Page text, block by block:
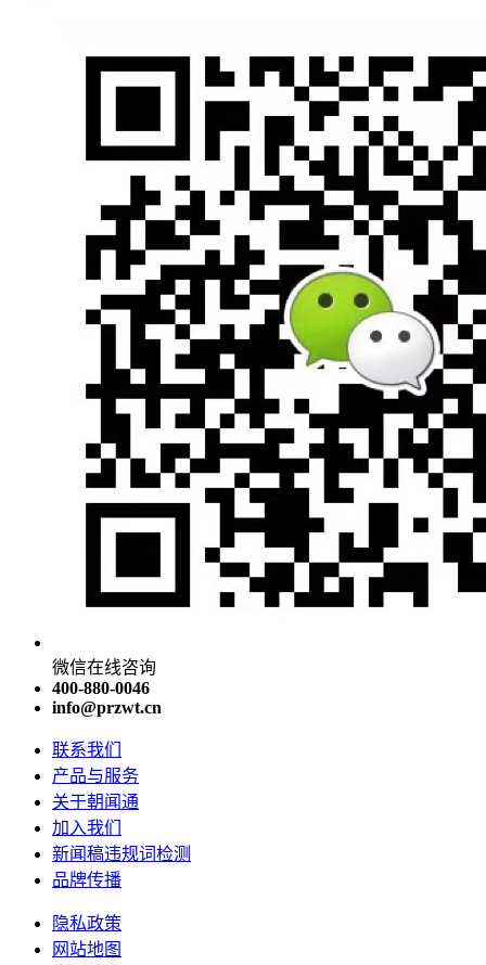
微信在线咨询
400-880-0046
info@przwt.cn
联系我们
产品与服务
关于朝闻通
加入我们
新闻稿违规词检测
品牌传播
隐私政策
网站地图